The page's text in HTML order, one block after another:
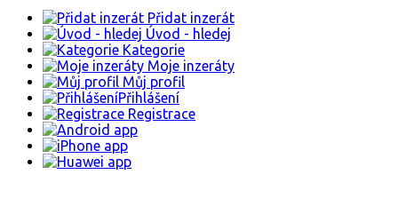
Přidat inzerát
Úvod - hledej
Kategorie
Moje inzeráty
Můj profil
Přihlášení
Registrace